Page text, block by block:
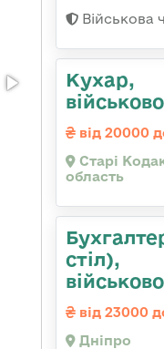
Військова
Кухар,
від 20000
Старі
область
стіл),
від 23000
Дніпро